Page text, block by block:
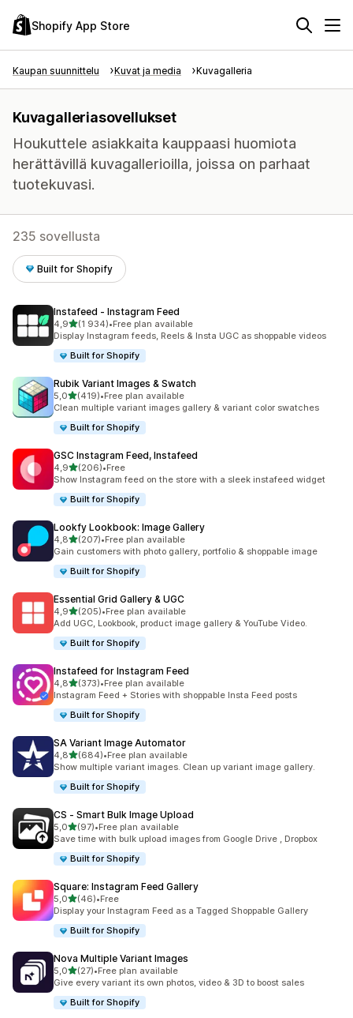
Shopify App Store
Kaupan suunnittelu Kuvat ja media Kuvagalleria
Kuvagalleriasovellukset
Houkuttele asiakkaita kauppaasi huomiota
herättävillä kuvagallerioilla, joissa on parhaat
tuotekuvasi.
235 sovellusta
Built for Shopify
Instafeed ‑ Instagram Feed
4,9/ 5 tähteä
(1 934)
1934 arvostelua yhteensä
•Free plan available
Display Instagram feeds, Reels & Insta UGC as shoppable videos
Built for Shopify
Rubik Variant Images & Swatch
5,0/ 5 tähteä
(419)
419 arvostelua yhteensä
•Free plan available
Clean multiple variant images gallery & variant color swatches
Built for Shopify
GSC Instagram Feed, Instafeed
4,9/ 5 tähteä
(206)
206 arvostelua yhteensä
•Free
Show Instagram feed on the store with a sleek instafeed widget
Built for Shopify
Lookfy Lookbook: Image Gallery
4,8/ 5 tähteä
(207)
207 arvostelua yhteensä
•Free plan available
Gain customers with photo gallery, portfolio & shoppable image
Built for Shopify
Essential Grid Gallery & UGC
4,9/ 5 tähteä
(205)
205 arvostelua yhteensä
•Free plan available
Add UGC, Lookbook, product image gallery & YouTube Video.
Built for Shopify
Instafeed for Instagram Feed
4,8/ 5 tähteä
(373)
373 arvostelua yhteensä
•Free plan available
Instagram Feed + Stories with shoppable Insta Feed posts
Built for Shopify
SA Variant Image Automator
4,8/ 5 tähteä
(684)
684 arvostelua yhteensä
•Free plan available
Show multiple variant images. Clean up variant image gallery.
Built for Shopify
CS ‑ Smart Bulk Image Upload
5,0/ 5 tähteä
(97)
97 arvostelua yhteensä
•Free plan available
Save time with bulk upload images from Google Drive , Dropbox
Built for Shopify
Square: Instagram Feed Gallery
5,0/ 5 tähteä
(46)
46 arvostelua yhteensä
•Free
Display your Instagram Feed as a Tagged Shoppable Gallery
Built for Shopify
Nova Multiple Variant Images
5,0/ 5 tähteä
(27)
27 arvostelua yhteensä
•Free plan available
Give every variant its own photos, video & 3D to boost sales
Built for Shopify